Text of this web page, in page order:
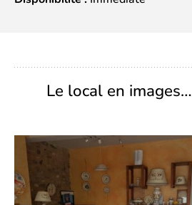
Le local en images…